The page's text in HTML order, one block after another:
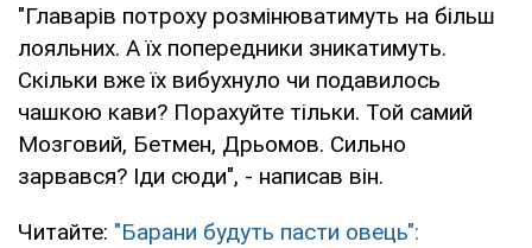
"Главарів потроху розмінюватимуть на більш
лояльних. А їх попередники зникатимуть.
Скільки вже їх вибухнуло чи подавилось
чашкою кави? Порахуйте тільки. Той самий
Мозговий, Бетмен, Дрьомов. Сильно
зарвався? Іди сюди", - написав він.
Читайте: "Барани будуть пасти овець":